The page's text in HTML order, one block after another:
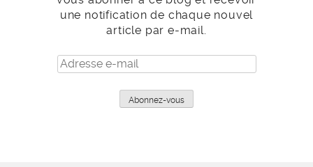
une notification de chaque nouvel
article par e-mail.
Adresse
e-
Abonnez-vous